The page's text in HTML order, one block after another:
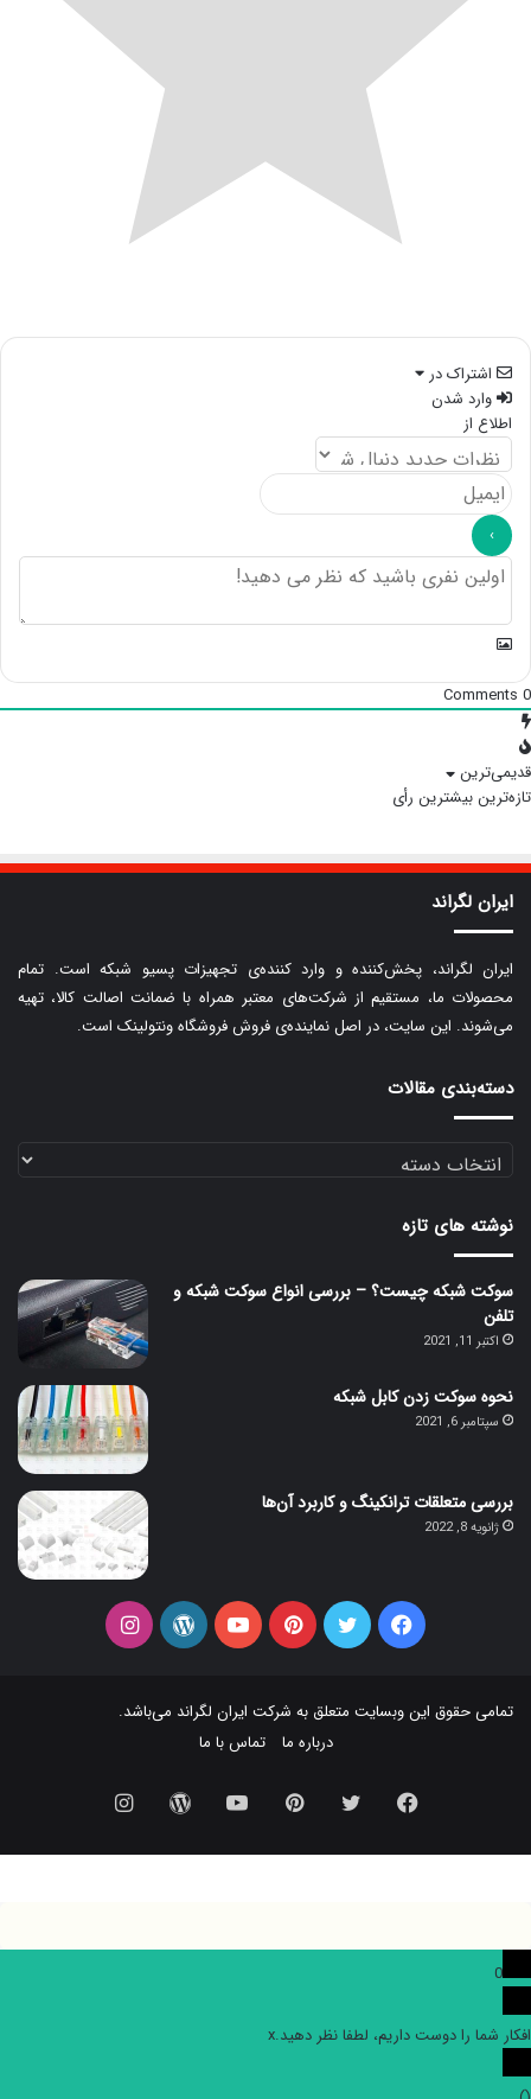
اشتراک در
وارد شدن
اطلاع از
0
قدیمی‌ترین
تازه‌ترینبیشترین رأی
ایران لگراند
ایران لگراند، پخش‌کننده و وارد کننده‌ی تجهیزات پسیو شبکه است. تمام
محصولات ما، مستقیم از شرکت‌های معتبر همراه با ضمانت اصالت کالا، تهیه
می‌شوند. این سایت، در اصل نماینده‌ی فروش فروشگاه ونتولینک است.
دسته‌بندی مقالات
دسته‌بندی
مقالات
نوشته های تازه
سوکت شبکه چیست؟ – بررسی انواع سوکت شبکه و
تلفن
اکتبر 11, 2021
نحوه سوکت زدن کابل شبکه
سپتامبر 6, 2021
بررسی متعلقات ترانکینگ و کاربرد آن‌ها
ژانویه 8, 2022
فیس توییتر‫پین‌ترستیوتیوبوردپرساینستاگرام
تمامی حقوق این وبسایت متعلق به شرکت ایران لگراند می‌باشد.
درباره ما
تماس با ما
فیس
بوک
توییتر ‫پین‌ترستیوتیوبوردپرساینستاگرام
0
افکار شما را دوست داریم، لطفا نظر دهید.x